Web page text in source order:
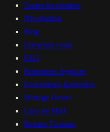
Toutes les retraites
Privatisation
Blog
Comment venir
FAQ
Partenaires Agences
Evenements Entreprise
Mariage Desert
Lune de Miel
Retraite Femmes